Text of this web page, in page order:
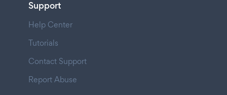
Support
Help Center
Tutorials
Contact Support
Report Abuse